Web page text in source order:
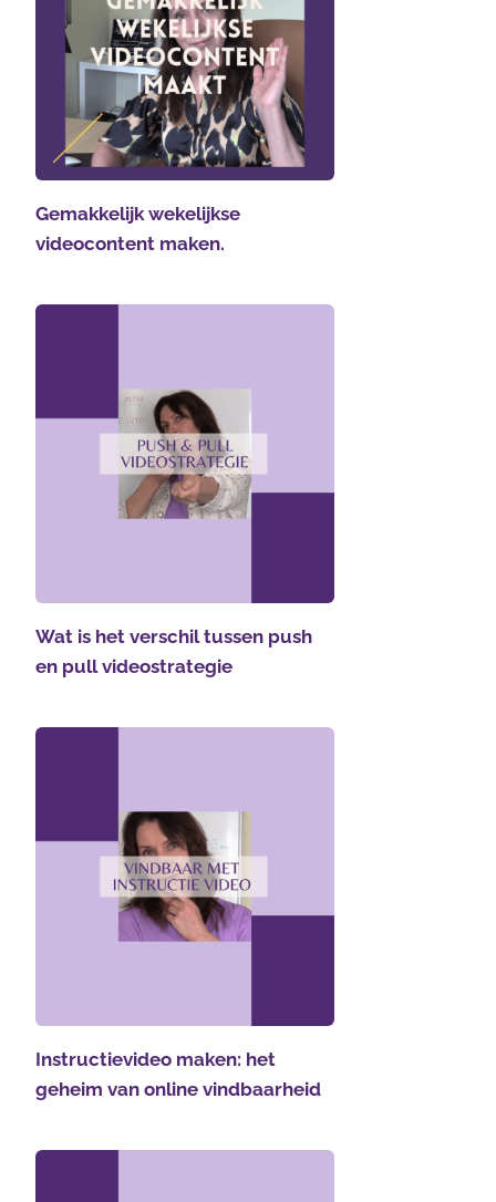
Gemakkelijk wekelijkse
videocontent maken.
Wat is het verschil tussen push
en pull videostrategie
Instructievideo maken: het
geheim van online vindbaarheid